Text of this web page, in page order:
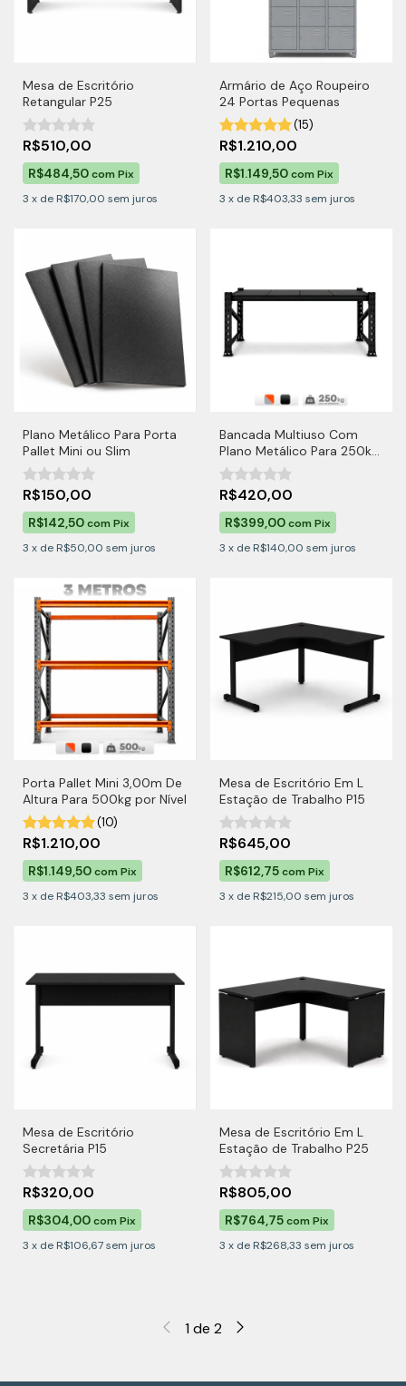
Mesa de Escritório
Retangular P25
R$510,00
R$484,50comPix
3 x de R$170,00 sem juros
Armário de Aço Roupeiro
24 Portas Pequenas
(15)
R$1.210,00
R$1.149,50com Pix
3 x de R$403,33 sem juros
Plano Metálico Para Porta
Pallet Mini ou Slim
R$150,00
R$142,50comPix
3 x de R$50,00 sem juros
Bancada Multiuso Com
Plano Metálico Para 250kg
Por Nível
R$420,00
R$399,00com Pix
3 x de R$140,00 sem juros
Porta Pallet Mini 3,00m De
Altura Para 500kg por Nível
(10)
R$1.210,00
R$1.149,50comPix
3 x de R$403,33 sem juros
Mesa de Escritório Em L
Estação de Trabalho P15
R$645,00
R$612,75com Pix
3 x de R$215,00 sem juros
Mesa de Escritório
Secretária P15
R$320,00
R$304,00comPix
3 x de R$106,67sem juros
Mesa de Escritório Em L
Estação de Trabalho P25
R$805,00
R$764,75com Pix
3 x de R$268,33 sem juros
1 de 2